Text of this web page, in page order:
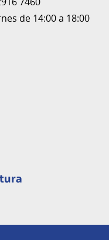
de 14:00 a 18:00